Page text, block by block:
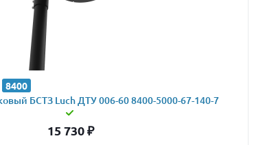
8400
БСТЗ Luch ДТУ 006-60 8400-5000-67-140-7
15 730₽